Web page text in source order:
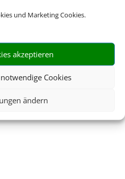
und Marketing Cookies.
akzeptieren
Cookies
ändern